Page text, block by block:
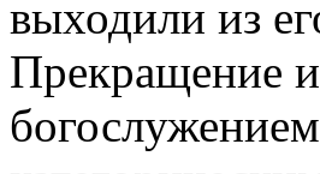
выходили из
Прекращение